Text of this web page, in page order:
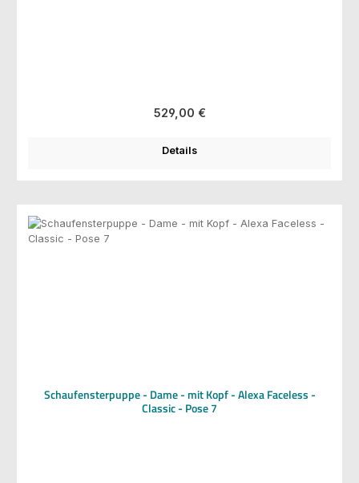
Regulärer Preis:
529,00 €
Details
Schaufensterpuppe - Dame - mit Kopf - Alexa Faceless -
Classic - Pose 7